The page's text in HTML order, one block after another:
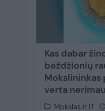
Kas dabar
beždžionių
Mokslininkas
verta
Mokslas ir IT